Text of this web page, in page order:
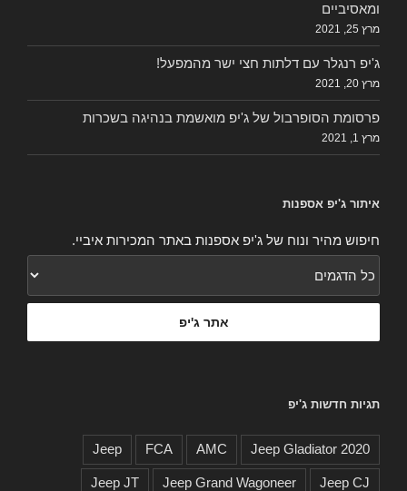
ומאסיביים
מרץ 25, 2021
ג'יפ רנגלר עם דלתות חצי ישר מהמפעל!
מרץ 20, 2021
פרסומת הסופרבול של ג'יפ מואשמת בנהיגה בשכרות
מרץ 1, 2021
איתור ג'יפ אספנות
חיפוש מהיר ונוח של ג'יפ אספנות באתר המכירות איביי.
תגיות חדשות ג'יפ
2020 Jeep Gladiator
AMC
FCA
Jeep
Jeep CJ
Jeep Grand Wagoneer
Jeep JT